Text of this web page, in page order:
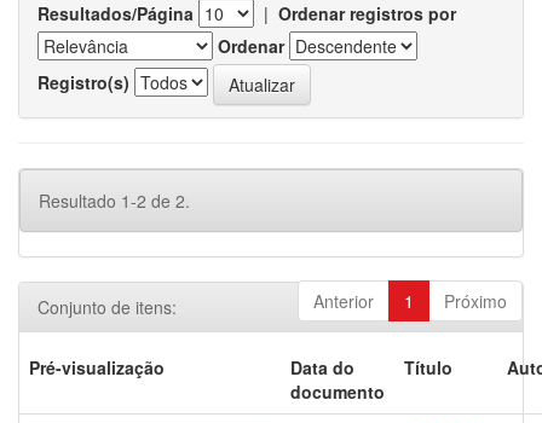
Resultados/Página | Ordenar registros por
Ordenar
Registro(s)
Resultado 1-2 de 2.
Anterior 1 Próximo
Conjunto de itens:
Pré-visualização
Data do
documento
Título